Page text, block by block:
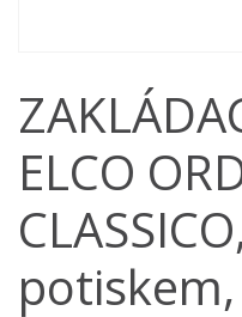
ELCO